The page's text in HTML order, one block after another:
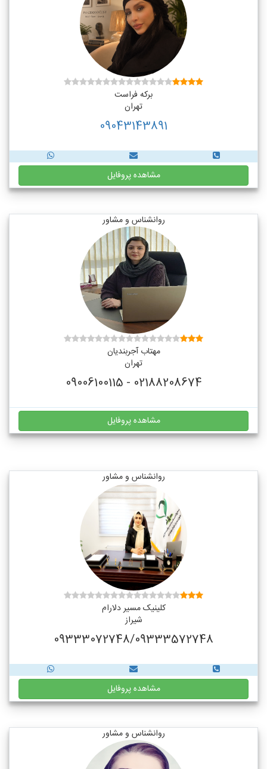
برکه فراست
تهران
09043143891
مشاهده پروفایل
روانشناس و مشاور
مهتاب آجربندیان
تهران
02188208674 - 09006100115
مشاهده پروفایل
روانشناس و مشاور
کلینیک مسیر دلارام
شیراز
09333072748/09333572748
مشاهده پروفایل
روانشناس و مشاور